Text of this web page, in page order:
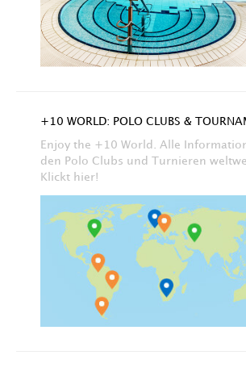
+10 WORLD: POLO CLUBS &
Enjoy the +10 World. Alle
den Polo Clubs und Turnieren
Klickt hier!